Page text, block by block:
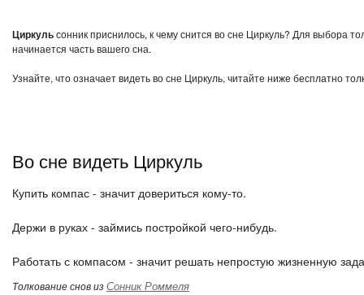
Циркульсонник приснилось, к чему снится во сне Циркуль? Для выбора
начинается часть вашего сна.
Узнайте, что означает видеть во сне Циркуль, читайте ниже бесплатно
Во сне видеть Циркуль
Купить компас - значит довериться кому-то.
Держи в руках - займись постройкой чего-нибудь.
Работать с компасом - значит решать непростую жизненную
Толкование снов изСонник Роммеля